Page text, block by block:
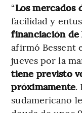
“Los mercados
facilidad y
financiación de
afirmó Bessent
jueves por la
tiene previsto
próximamente.
sudamericano